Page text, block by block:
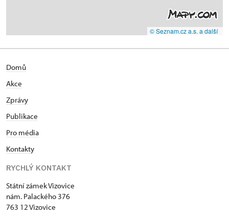
© Seznam.cz a.s. a další
Domů
Akce
Zprávy
Publikace
Pro média
Kontakty
RYCHLÝ KONTAKT
Státní zámek Vizovice
nám. Palackého 376
763 12 Vizovice